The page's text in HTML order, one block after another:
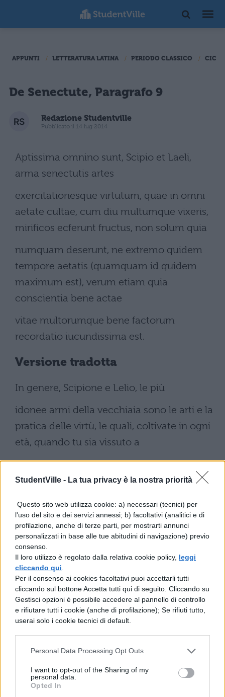
StudentVille - La tua privacy è la nostra priorità
Questo sito web utilizza cookie: a) necessari (tecnici) per
l'uso del sito e dei servizi annessi; b) facoltativi (analitici e di
profilazione, anche di terze parti, per mostrarti annunci
personalizzati in base alle tue abitudini di navigazione) previo
consenso.
Il loro utilizzo è regolato dalla relativa cookie policy, leggi
cliccando qui
Per il consenso ai cookies facoltativi puoi accettarli tutti
cliccando sul bottone Accetta tutti qui di seguito. Cliccando su
Gestisci opzioni è possibile accedere al pannello di controllo
e rifiutare tutti i cookie (anche di profilazione); Se rifiuti tutto,
userai solo i cookie tecnici di default.
Personal Data Processing Opt Outs
I want to opt-out of the Sharing of my
personal data.
Opted In
APPUNTI LETTERATURA LATINA PERIODO CLASSICO
De Senectute, Paragrafo 9
Redazione Studentville
Pubblicato il 14 lug 2014
Aptissima omnino sunt, Scipio et Laeli,
arma senectutis artes
exercitationesque virtutum, quae in omni
aetate cultae, cum diu multumque vixeris,
mirificos ecferunt fructus, non solum quia
numquam deserunt, ne extremo quidem
tempore aetatis (quamquam id quidem
maximum est), verum etiam quia
conscientia bene actae
vitae multorumque bene factorum
recordatio iucundissima est.
Versione tradotta
In genere, Scipione e Lelio, le più
idonee armi della vecchiaia sono le arti e la
pratica delle virtù, le quali, coltivate in ogni
età, quando tu sia vissuto a
lungo ed intensamente, producono frutti
meravigliosi, non solo perché non lasciano
della vita - benché ciò sia davvero la cosa
più importante - ma anche perché la
consapevolezza di una vita ben vissuta e il
ricordo di molte buone azioni sono cose
gradevolissime.
TI POTREBBE INTERESSARE